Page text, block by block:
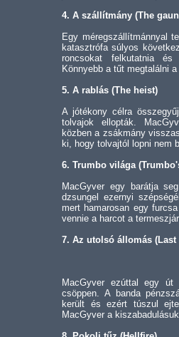
4. A szállítmány (The
Egy méregszállítmánnyal
katasztrófa súlyos
roncsokat felkutatnia
Könnyebb a tűt megtalálni
5. A rablás (The heist)
A jótékony célra
tolvajok ellopták.
közben a zsákmány
ki, hogy tolvajtól lopni nem
6. Trumbo világa
MacGyver egy barátja
dzsungel ezernyi
mert hamarosan egy
vennie a harcot a
7. Az utolsó állomás (Last
MacGyver ezúttal egy út
csöppen. A banda
került és ezért túszul
MacGyver a